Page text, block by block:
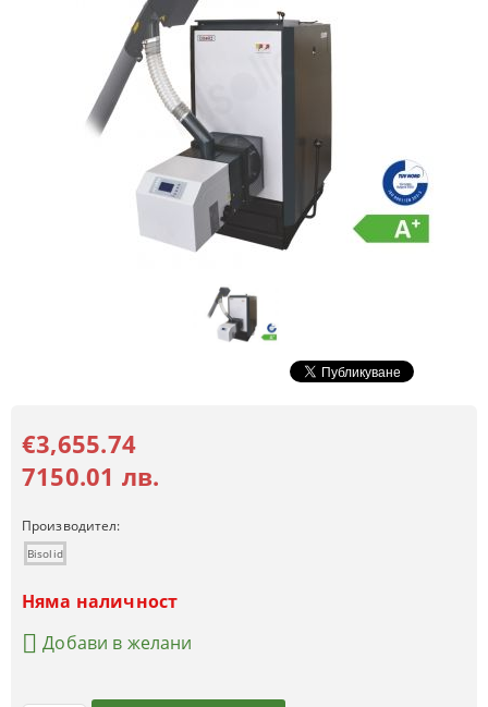
€3,655.74
7150.01 лв.
Производител:
Bisolid
Няма наличност
Добави в желани